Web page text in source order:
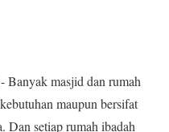
masjid dan rumah
maupun bersifat
Dan setiap rumah ibadah